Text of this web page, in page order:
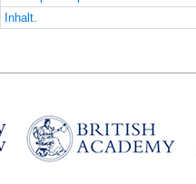
Inhalt.